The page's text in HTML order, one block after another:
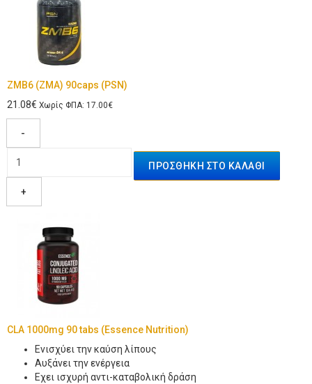
ZMB6 (ZMA) 90caps (PSN)
21.08€ Χωρίς ΦΠΑ: 17.00€
-
+
CLA 1000mg 90 tabs (Essence Nutrition)
Ενισχύει την καύση λίπους
Αυξάνει την ενέργεια
Εχει ισχυρή αντι-καταβολική δράση